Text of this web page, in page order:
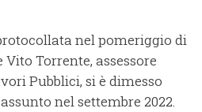
nel pomeriggio di
Torrente, assessore
Pubblici, si è dimesso
nel settembre 2022.